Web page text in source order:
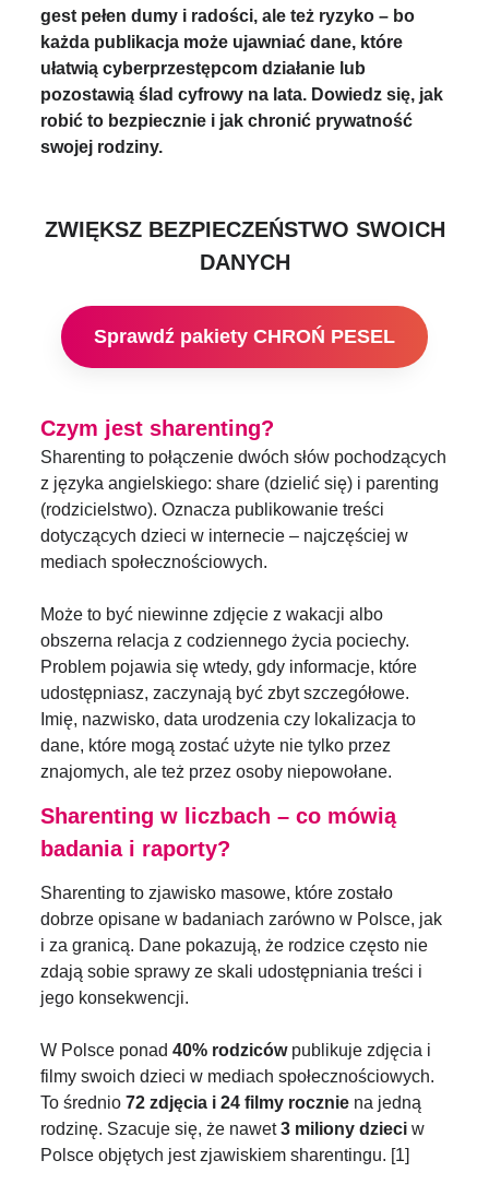
gest pełen dumy i radości, ale też ryzyko – bo
każda publikacja może ujawniać dane, które
ułatwią cyberprzestępcom działanie lub
pozostawią ślad cyfrowy na lata. Dowiedz się, jak
robić to bezpiecznie i jak chronić prywatność
swojej rodziny.
ZWIĘKSZ BEZPIECZEŃSTWO SWOICH
DANYCH
Sprawdź pakiety CHROŃ PESEL
Czym jest sharenting?
Sharenting to połączenie dwóch słów pochodzących
z języka angielskiego: share (dzielić się) i parenting
(rodzicielstwo). Oznacza publikowanie treści
dotyczących dzieci w internecie – najczęściej w
mediach społecznościowych.
Może to być niewinne zdjęcie z wakacji albo
obszerna relacja z codziennego życia pociechy.
Problem pojawia się wtedy, gdy informacje, które
udostępniasz, zaczynają być zbyt szczegółowe.
Imię, nazwisko, data urodzenia czy lokalizacja to
dane, które mogą zostać użyte nie tylko przez
znajomych, ale też przez osoby niepowołane.
Sharenting w liczbach – co mówią
badania i raporty?
Sharenting to zjawisko masowe, które zostało
dobrze opisane w badaniach zarówno w Polsce, jak
i za granicą. Dane pokazują, że rodzice często nie
zdają sobie sprawy ze skali udostępniania treści i
jego konsekwencji.
W Polsce ponad40% rodzicówpublikuje zdjęcia i
filmy swoich dzieci w mediach społecznościowych.
To średnio72 zdjęcia i 24 filmy rocznie na jedną
rodzinę. Szacuje się, że nawet3 miliony dzieci w
Polsce objętych jest zjawiskiem sharentingu. [1]